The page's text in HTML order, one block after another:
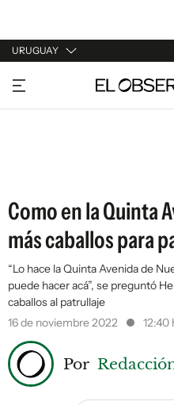
URUGUAY
URUGUAY
ARGENTINA
Como en la Quinta
más caballos para
“Lo hace la Quinta Avenida de
puede hacer acá”, se preguntó
caballos al patrullaje
16 de noviembre 2022
12:40
Por